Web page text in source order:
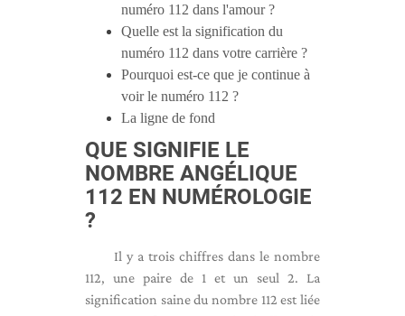
numéro 112 dans l'amour ?
Quelle est la signification du
numéro 112 dans votre carrière ?
Pourquoi est-ce que je continue à
voir le numéro 112 ?
La ligne de fond
QUE SIGNIFIE LE
NOMBRE ANGÉLIQUE
112 EN NUMÉROLOGIE
?
Il y a trois chiffres dans le nombre
112, une paire de 1 et un seul 2. La
signification saine du nombre 112 est liée